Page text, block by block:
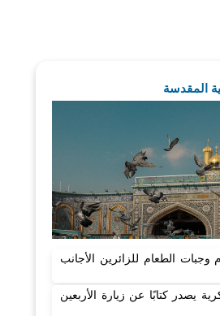
المقدسة
وجبات الطعام للزائرين الأجانب
يصدر كتابًا عن زيارة الأربعين